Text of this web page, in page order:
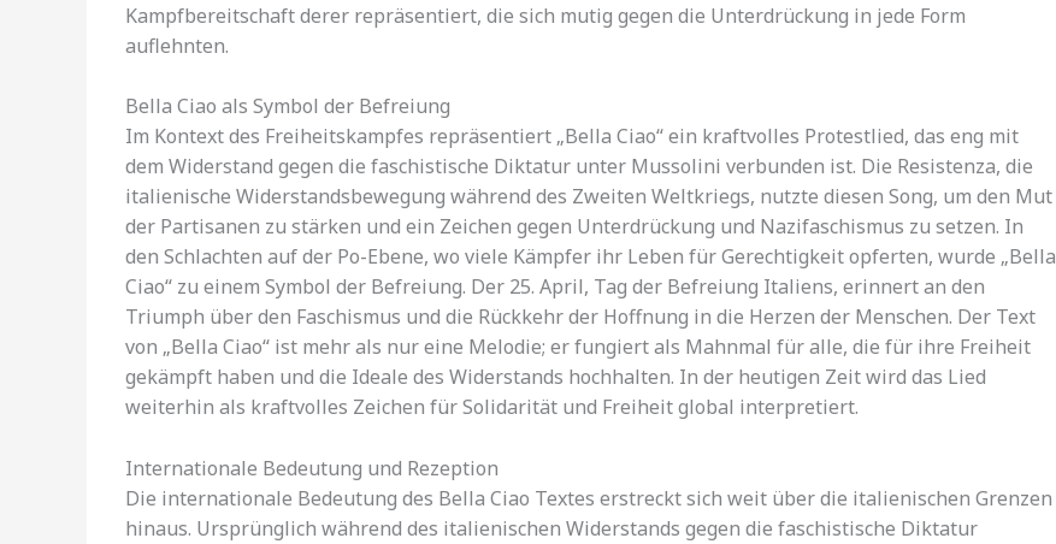
Kampfbereitschaft derer repräsentiert, die sich mutig gegen die Unterdrückung in jede Form
auflehnten.
Bella Ciao als Symbol der Befreiung
Im Kontext des Freiheitskampfes repräsentiert „Bella Ciao“ ein kraftvolles Protestlied, das eng mit
dem Widerstand gegen die faschistische Diktatur unter Mussolini verbunden ist. Die Resistenza, die
italienische Widerstandsbewegung während des Zweiten Weltkriegs, nutzte diesen Song, um den Mut
der Partisanen zu stärken und ein Zeichen gegen Unterdrückung und Nazifaschismus zu setzen. In
den Schlachten auf der Po-Ebene, wo viele Kämpfer ihr Leben für Gerechtigkeit opferten, wurde „Bella
Ciao“ zu einem Symbol der Befreiung. Der 25. April, Tag der Befreiung Italiens, erinnert an den
Triumph über den Faschismus und die Rückkehr der Hoffnung in die Herzen der Menschen. Der Text
von „Bella Ciao“ ist mehr als nur eine Melodie; er fungiert als Mahnmal für alle, die für ihre Freiheit
gekämpft haben und die Ideale des Widerstands hochhalten. In der heutigen Zeit wird das Lied
weiterhin als kraftvolles Zeichen für Solidarität und Freiheit global interpretiert.
Internationale Bedeutung und Rezeption
Die internationale Bedeutung des Bella Ciao Textes erstreckt sich weit über die italienischen Grenzen
hinaus. Ursprünglich während des italienischen Widerstands gegen die faschistische Diktatur